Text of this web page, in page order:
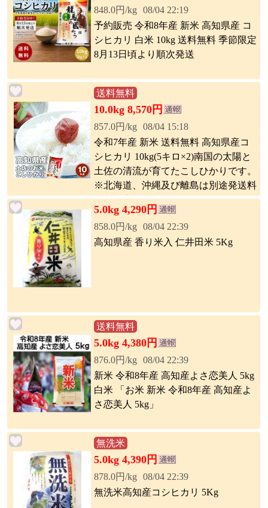
848.0円/kg 08/04 22:19
予約販売 令和8年産 新米 高知県産 コ
シヒカリ 白米 10kg 送料無料 季節限定
8月13日頃より順次発送
送料無料
10.0kg 8,570円
857.0円/kg 08/04 15:18
令和7年産 新米 送料無料 高知県産コ
シヒカリ 10kg(5キロ×2)南国の太陽と
土佐の清流が育てたこしひかりです。
※北海道、沖縄及び離島は別途発送料
金が発生します
5.0kg 4,290円
858.0円/kg 08/04 22:39
高知県産 香り米入 仁井田米 5Kg
送料無料
5.0kg 4,380円
876.0円/kg 08/04 22:39
新米 令和8年産 高知産よさ恋美人 5kg
白米 「お米 新米 令和8年産 高知産よ
さ恋美人 5kg」
無洗米
5.0kg 4,390円
878.0円/kg 08/04 22:39
無洗米高知産コシヒカリ 5Kg